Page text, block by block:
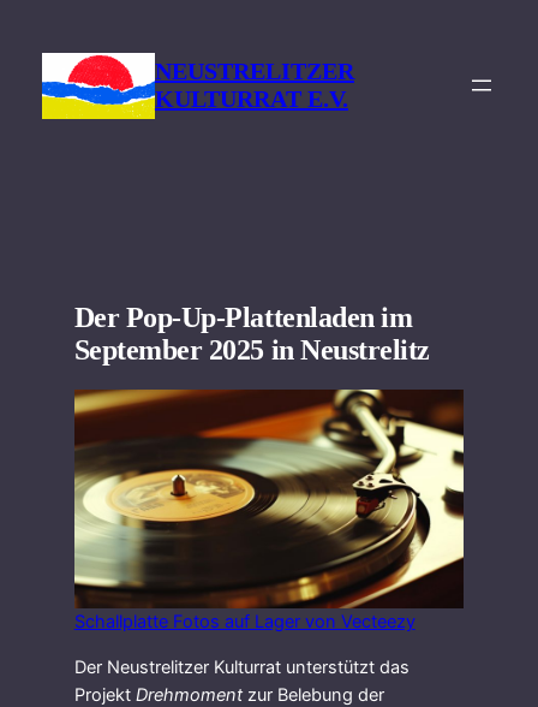
Inhalt
springen
NEUSTRELITZER
KULTURRAT E.V.
Der Pop-Up-Plattenladen im
September 2025 in Neustrelitz
Schallplatte Fotos auf Lager von Vecteezy
Der Neustrelitzer Kulturrat unterstützt das
Projekt Drehmomentzur Belebung der